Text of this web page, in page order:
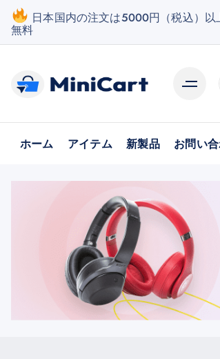
内
日本国内の注文は5000円（税込）以
無料
ホーム アイテム 新製品 お問い